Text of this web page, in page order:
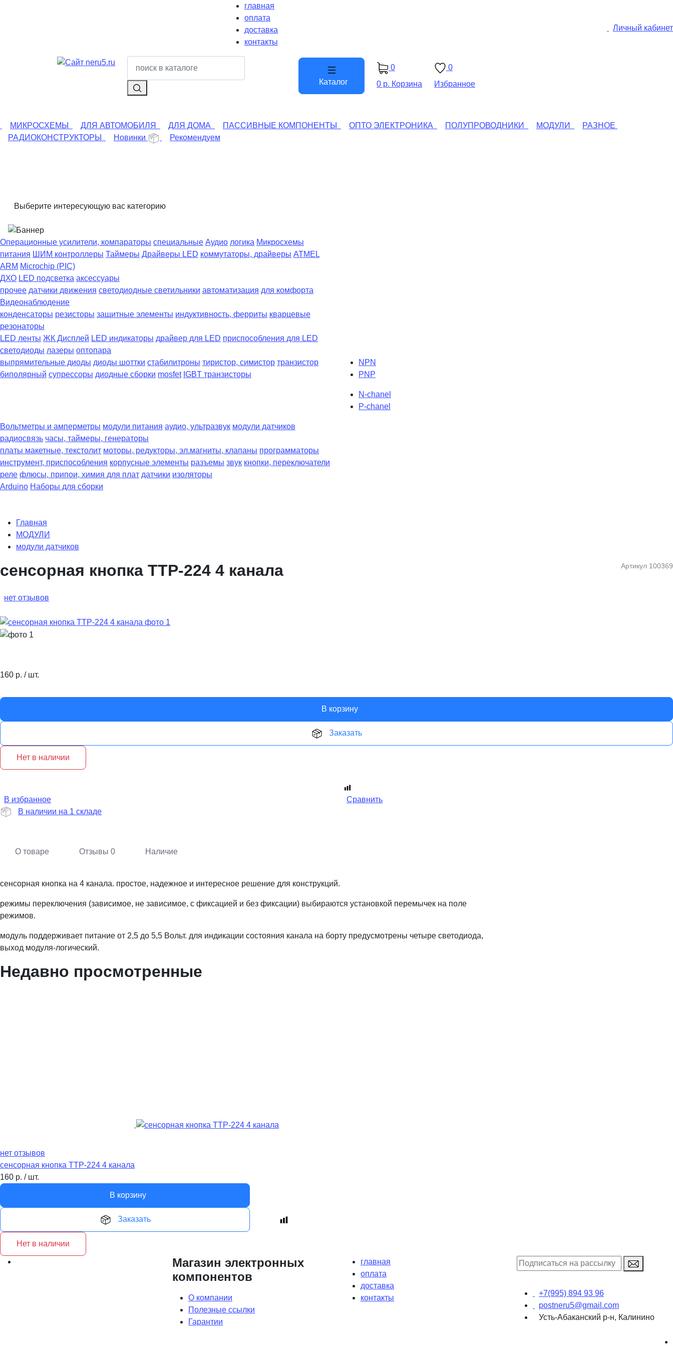
главная
оплата
доставка
контакты
Личный кабинет
Каталог
0
0 р. Корзина
0
Избранное
МИКРОСХЕМЫ ДЛЯ АВТОМОБИЛЯ ДЛЯ ДОМА ПАССИВНЫЕ КОМПОНЕНТЫ ОПТО ЭЛЕКТРОНИКА ПОЛУПРОВОДНИКИ МОДУЛИ
РАЗНОЕ
РАДИОКОНСТРУКТОРЫ
Новинки Рекомендуем
Выберите интересующую вас категорию
Операционные усилители, компараторы специальные Аудио логика Микросхемы
питания ШИМ контроллеры Таймеры Драйверы LED коммутаторы, драйверы ATMEL
ARM Microchip (PIC)
ДХО LED подсветка аксессуары
прочее датчики движения светодиодные светильники автоматизация для комфорта
Видеонаблюдение
конденсаторы резисторы защитные элементы индуктивность, ферриты кварцевые
резонаторы
LED ленты ЖК Дисплей LED индикаторы драйвер для LED приспособления для LED
светодиоды лазеры оптопара
выпрямительные диоды диоды шоттки стабилитроны тиристор, симистор транзистор
биполярный супрессоры диодные сборки mosfet IGBT транзисторы
NPN
PNP
N-chanel
P-chanel
Вольтметры и амперметры модули питания аудио, ультразвук модули датчиков
радиосвязь часы, таймеры, генераторы
платы макетные, текстолит моторы, редукторы, эл.магниты, клапаны программаторы
инструмент, приспособления корпусные элементы разъемы звук кнопки, переключатели
реле флюсы, припои, химия для плат датчики изоляторы
Arduino Наборы для сборки
Главная
МОДУЛИ
модули датчиков
Артикул 100369
сенсорная кнопка TTP-224 4 канала
нет отзывов
160 р. / шт.
В корзину
Заказать
Нет в наличии
В избранное
Сравнить
В наличии на 1 складе
О товаре Отзывы 0 Наличие
сенсорная кнопка на 4 канала. простое, надежное и интересное решение для конструкций.
режимы переключения (зависимое, не зависимое, с фиксацией и без фиксации) выбираются установкой перемычек на поле
режимов.
модуль поддерживает питание от 2,5 до 5,5 Вольт. для индикации состояния канала на борту предусмотрены четыре светодиода,
выход модуля-логический.
Недавно просмотренные
нет отзывов
сенсорная кнопка TTP-224 4 канала
160 р. / шт.
В корзину
Заказать
Нет в наличии
+7(995) 894 93 96
postneru5@gmail.com
Усть-Абаканский р-н, Калинино
Магазин электронных
компонентов
О компании
Полезные ссылки
Гарантии
главная
оплата
доставка
контакты